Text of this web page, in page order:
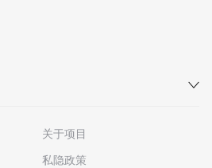
关于项目
私隐政策